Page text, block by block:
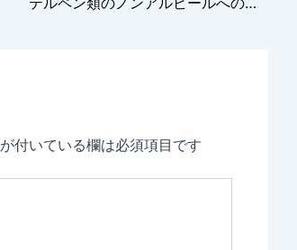
が付いている欄は必須項目です